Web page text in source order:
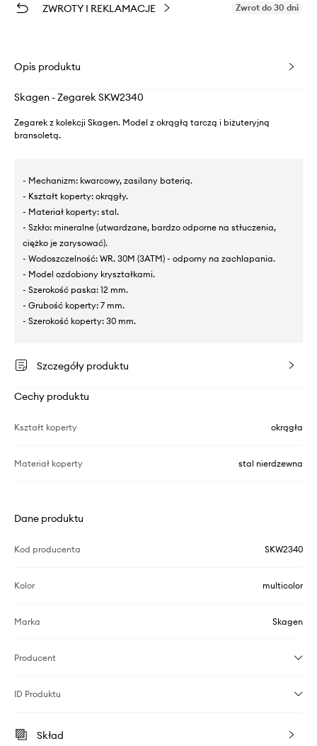
ZWROTY I REKLAMACJE Zwrot do 30 dni
Opis produktu
Skagen - Zegarek SKW2340
Zegarek z kolekcji Skagen. Model z okrągłą tarczą i biżuteryjną
bransoletą.
- Mechanizm: kwarcowy, zasilany baterią.
- Kształt koperty: okrągły.
- Materiał koperty: stal.
- Szkło: mineralne (utwardzane, bardzo odporne na stłuczenia,
ciężko je zarysować).
- Wodoszczelność: WR. 30M (3ATM) - odporny na zachlapania.
- Model ozdobiony kryształkami.
- Szerokość paska: 12 mm.
- Grubość koperty: 7 mm.
- Szerokość koperty: 30 mm.
Szczegóły produktu
Cechy produktu
Kształt koperty okrągła
Materiał koperty stal nierdzewna
Dane produktu
Kod producenta SKW2340
Kolor multicolor
Marka Skagen
Producent
ID Produktu
Skład